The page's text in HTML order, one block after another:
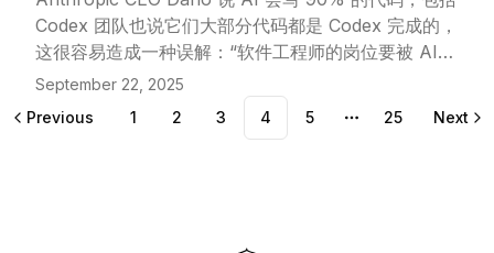
Codex 团队也说它们大部分代码都是 Codex 完成的，
这很容易造成一种误解：“软件工程师的岗位要被 AI
取代了”，但实际上并不完全是这样的，只是说明软件
工程师工作的方式正在升级，对技能的要求也不一样
September 22, 2025
Previous 1 2 3 4 5
More pages
25 Next